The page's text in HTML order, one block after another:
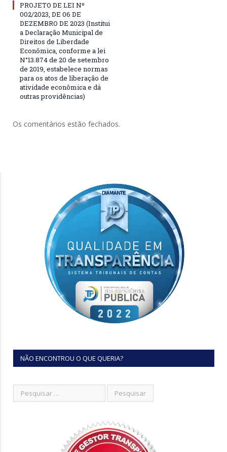
PROJETO DE LEI Nº
002/2023, DE 06 DE
DEZEMBRO DE 2023 (Institui
a Declaração Municipal de
Direitos de Liberdade
Econômica, conforme a lei
N°13.874 de 20 de setembro
de 2019, estabelece normas
para os atos de liberação de
atividade econômica e dá
outras providências)
Os comentários estão fechados.
NÃO ENCONTROU O QUE QUERIA?